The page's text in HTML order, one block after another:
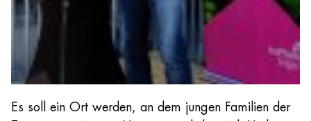
Es soll ein Ort werden, an dem jungen Familien der